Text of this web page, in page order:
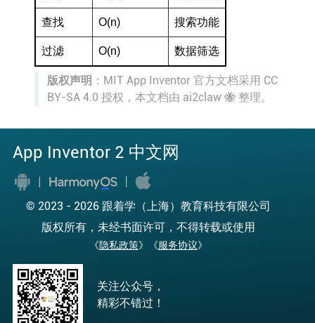
查找 O(n) 搜索功能
过滤 O(n) 数据筛选
版权声明 ：MIT App Inventor 官方文档采用 CC
BY-SA 4.0 授权，本文档由 ai2claw 🐝 整理。
App Inventor 2 中文网
© 2023 - 2026 跟着学（上海）教育科技有限公司
版权所有，未经书面许可，不得转载或使用
《隐私政策》《服务协议》
关注公众号，
精彩不错过！